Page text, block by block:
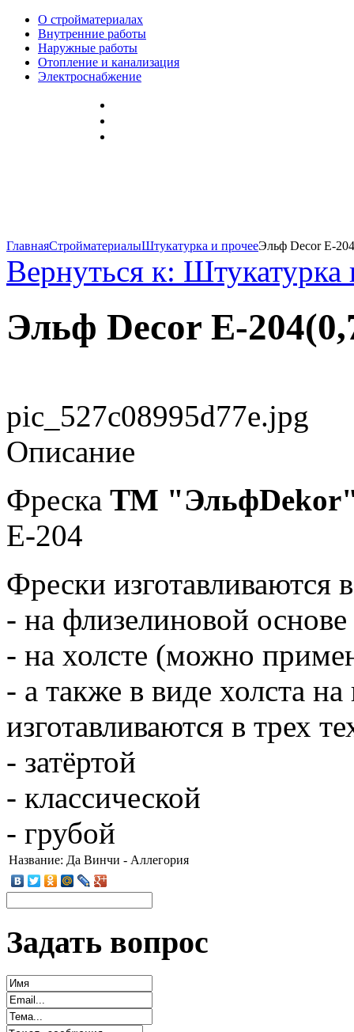
О стройматериалах
Внутренние работы
Наружные работы
Отопление и канализация
Электроснабжение
ГлавнаяСтройматериалыШтукатурка и прочееЭльф Decor E-
Вернуться к: Штукатурка
Эльф Decor E-
pic_527c08995d77e.jpg
Описание
Фреска ТМ
E-204
Фрески изготавливаются
- на флизелиновой основе
- на холсте (можно
- а также в виде холста
изготавливаются в трех
- затёртой
- классической
- грубой
Название: Да Винчи - Аллегория
Задать вопрос